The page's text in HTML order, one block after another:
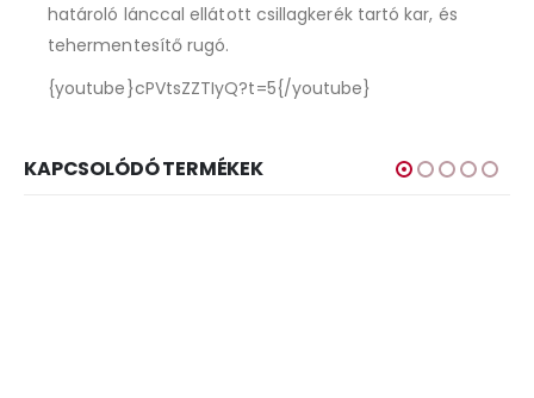
határoló lánccal ellátott csillagkerék tartó kar, és
tehermentesítő rugó.
{youtube}cPVtsZZTIyQ?t=5{/youtube}
KAPCSOLÓDÓ TERMÉKEK